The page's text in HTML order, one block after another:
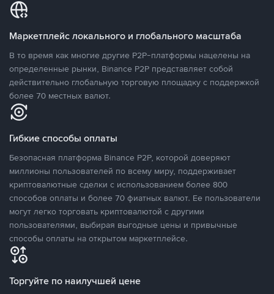
Маркетплейс локального и глобального масштаба
В то время как многие другие P2P-платформы нацелены на
определенные рынки, Binance P2P представляет собой
действительно глобальную торговую площадку с поддержкой
более 70 местных валют.
Гибкие способы оплаты
Безопасная платформа Binance P2P, которой доверяют
миллионы пользователей по всему миру, поддерживает
криптовалютные сделки с использованием более 800
способов оплаты и более 70 фиатных валют. Ее пользователи
могут легко торговать криптовалютой с другими
пользователями, выбирая выгодные цены и привычные
способы оплаты на открытом маркетплейсе.
Торгуйте по наилучшей цене